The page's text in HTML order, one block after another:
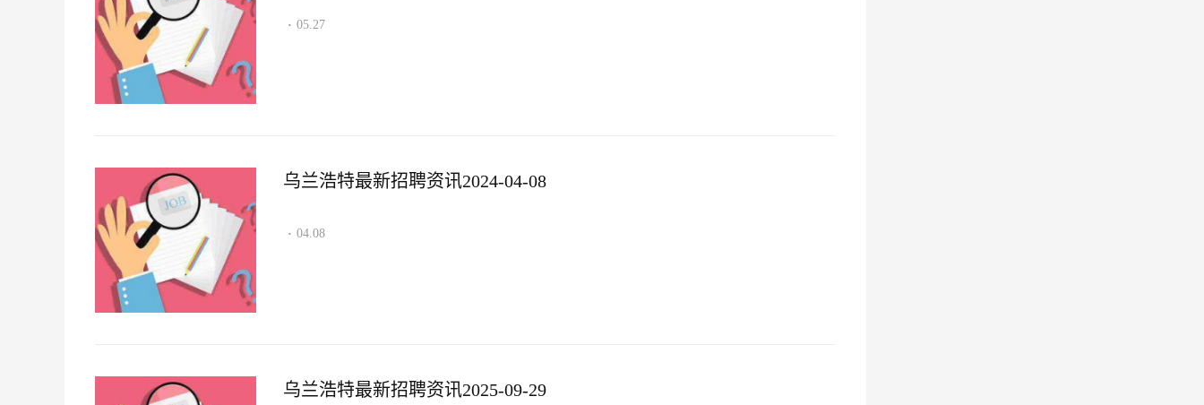
· 05.27
乌兰浩特最新招聘资讯2024-04-08
· 04.08
乌兰浩特最新招聘资讯2025-09-29